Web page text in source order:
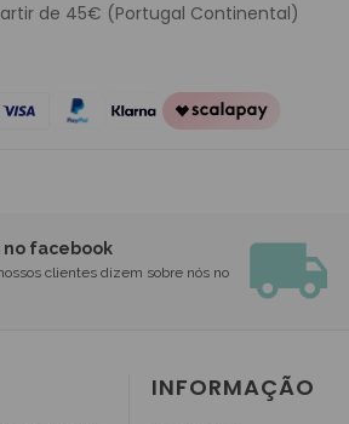
de 45€ (Portugal Continental)
no facebook
clientes dizem sobre nós no
INFORMAÇÃO